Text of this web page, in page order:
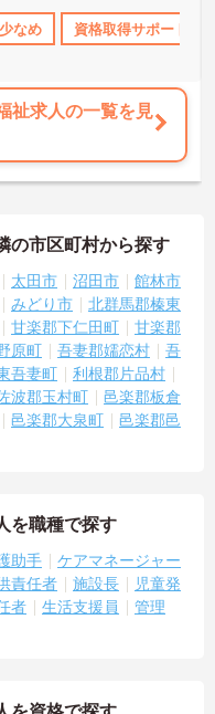
無資格OK 年間休日110日
なめ 資格取得サポート
祉求人の一覧を見
の市区町村から探す
太田市 沼田市
館林市
みどり市
北群馬郡榛東
甘楽郡下仁田町
甘楽郡
原町 吾妻郡嬬恋村
吾
吾妻町
利根郡片品村
波郡玉村町
邑楽郡板倉
邑楽郡大泉町
邑楽郡邑
を職種で探す
助手
ケアマネージャー
責任者 施設長
児童発
者 生活支援員
管理